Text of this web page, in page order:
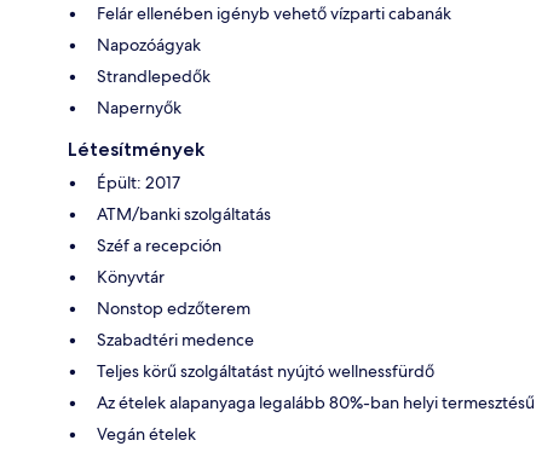
Felár ellenében igényb vehető vízparti cabanák
Napozóágyak
Strandlepedők
Napernyők
Létesítmények
Épült: 2017
ATM/banki szolgáltatás
Széf a recepción
Könyvtár
Nonstop edzőterem
Szabadtéri medence
Teljes körű szolgáltatást nyújtó wellnessfürdő
Az ételek alapanyaga legalább 80%-ban helyi termesztésű
Vegán ételek